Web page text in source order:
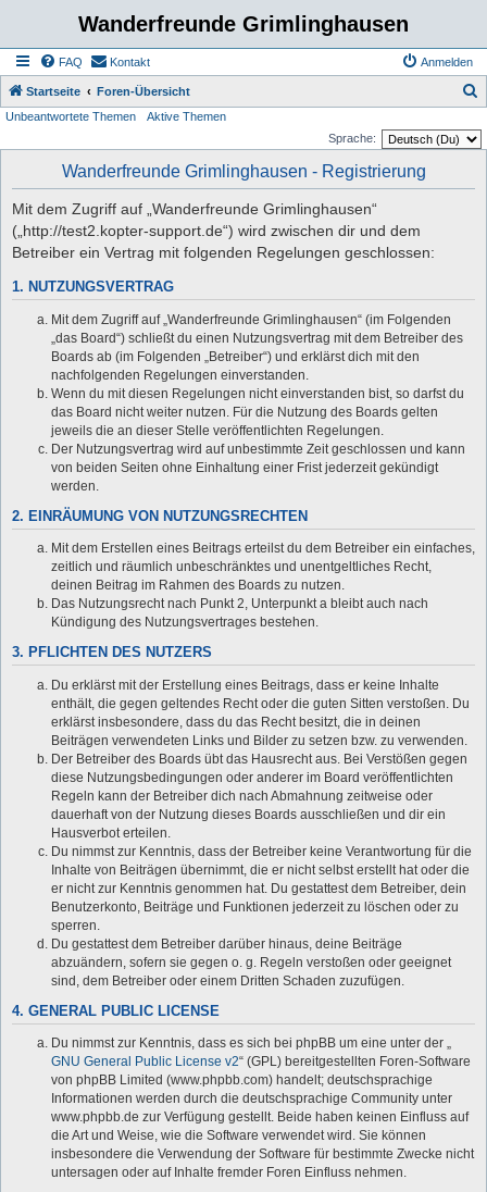
Wanderfreunde Grimlinghausen
FAQ Kontakt Anmelden
Startseite Foren-Übersicht
Unbeantwortete Themen
Aktive Themen
Sprache:
Wanderfreunde Grimlinghausen - Registrierung
Mit dem Zugriff auf „Wanderfreunde Grimlinghausen“
(„http://test2.kopter-support.de“) wird zwischen dir und dem
Betreiber ein Vertrag mit folgenden Regelungen geschlossen:
1. NUTZUNGSVERTRAG
Mit dem Zugriff auf „Wanderfreunde Grimlinghausen“ (im Folgenden
„das Board“) schließt du einen Nutzungsvertrag mit dem Betreiber des
Boards ab (im Folgenden „Betreiber“) und erklärst dich mit den
nachfolgenden Regelungen einverstanden.
Wenn du mit diesen Regelungen nicht einverstanden bist, so darfst du
das Board nicht weiter nutzen. Für die Nutzung des Boards gelten
jeweils die an dieser Stelle veröffentlichten Regelungen.
Der Nutzungsvertrag wird auf unbestimmte Zeit geschlossen und kann
von beiden Seiten ohne Einhaltung einer Frist jederzeit gekündigt
werden.
2. EINRÄUMUNG VON NUTZUNGSRECHTEN
Mit dem Erstellen eines Beitrags erteilst du dem Betreiber ein einfaches,
zeitlich und räumlich unbeschränktes und unentgeltliches Recht,
deinen Beitrag im Rahmen des Boards zu nutzen.
Das Nutzungsrecht nach Punkt 2, Unterpunkt a bleibt auch nach
Kündigung des Nutzungsvertrages bestehen.
3. PFLICHTEN DES NUTZERS
Du erklärst mit der Erstellung eines Beitrags, dass er keine Inhalte
enthält, die gegen geltendes Recht oder die guten Sitten verstoßen. Du
erklärst insbesondere, dass du das Recht besitzt, die in deinen
Beiträgen verwendeten Links und Bilder zu setzen bzw. zu verwenden.
Der Betreiber des Boards übt das Hausrecht aus. Bei Verstößen gegen
diese Nutzungsbedingungen oder anderer im Board veröffentlichten
Regeln kann der Betreiber dich nach Abmahnung zeitweise oder
dauerhaft von der Nutzung dieses Boards ausschließen und dir ein
Hausverbot erteilen.
Du nimmst zur Kenntnis, dass der Betreiber keine Verantwortung für die
Inhalte von Beiträgen übernimmt, die er nicht selbst erstellt hat oder die
er nicht zur Kenntnis genommen hat. Du gestattest dem Betreiber, dein
Benutzerkonto, Beiträge und Funktionen jederzeit zu löschen oder zu
sperren.
Du gestattest dem Betreiber darüber hinaus, deine Beiträge
abzuändern, sofern sie gegen o. g. Regeln verstoßen oder geeignet
sind, dem Betreiber oder einem Dritten Schaden zuzufügen.
4. GENERAL PUBLIC LICENSE
Du nimmst zur Kenntnis, dass es sich bei phpBB um eine unter der „
GNU General Public License v2“ (GPL) bereitgestellten Foren-Software
von phpBB Limited (www.phpbb.com) handelt; deutschsprachige
Informationen werden durch die deutschsprachige Community unter
www.phpbb.de zur Verfügung gestellt. Beide haben keinen Einfluss auf
die Art und Weise, wie die Software verwendet wird. Sie können
insbesondere die Verwendung der Software für bestimmte Zwecke nicht
untersagen oder auf Inhalte fremder Foren Einfluss nehmen.